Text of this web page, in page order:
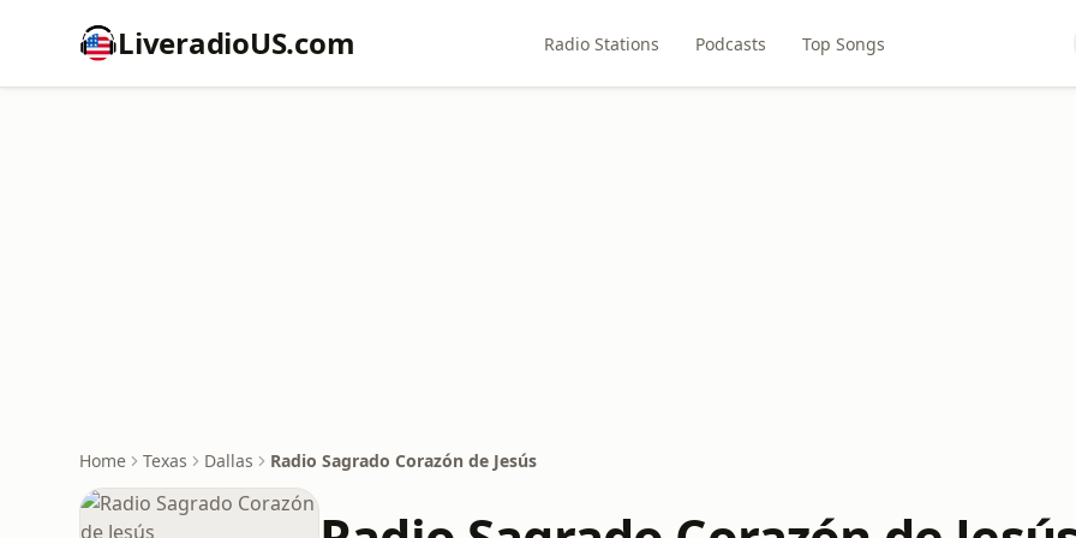
LiveradioUS.com Radio Stations Podcasts Top Songs
Home Texas Dallas Radio Sagrado Corazón de Jesús